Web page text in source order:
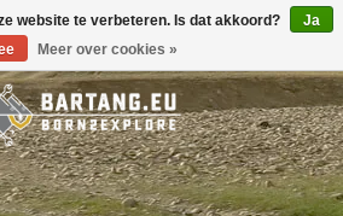
website te verbeteren. Is dat akkoord?
Ja
Meer over cookies »